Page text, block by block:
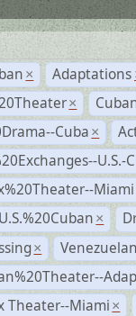
× Adaptations
×
Cuba ×
U.S.-
Miami
×
×
Theater--Miami ×